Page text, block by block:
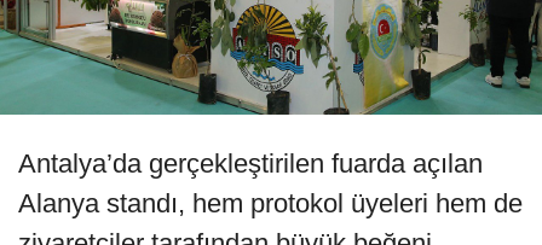
Antalya’da gerçekleştirilen fuarda açılan
Alanya standı, hem protokol üyeleri hem de